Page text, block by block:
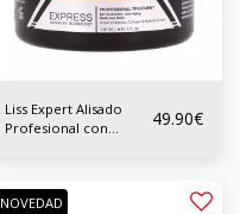
Liss Expert Alisado
Profesional con
49.90€
NOVEDAD